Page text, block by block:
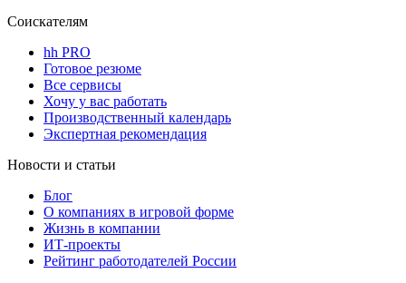
Соискателям
hh PRO
Готовое резюме
Все сервисы
Хочу у вас работать
Производственный календарь
Экспертная рекомендация
Новости и статьи
Блог
О компаниях в игровой форме
Жизнь в компании
ИТ-проекты
Рейтинг работодателей России